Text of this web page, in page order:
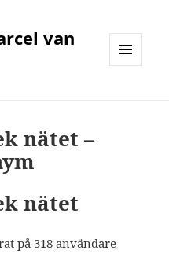
van
nätet –
nätet
på 318 användare